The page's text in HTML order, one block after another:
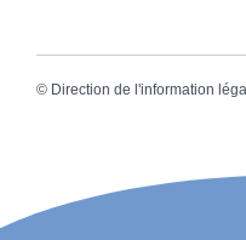
© Direction de l'information